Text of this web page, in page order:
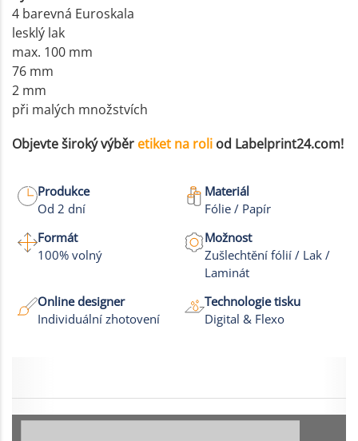
+4
4 barevná Euroskala
lesklý lak
max. 100 mm
76 mm
2 mm
při malých množstvích
Objevte široký výběr etiket na roli od Labelprint24.com!
Produkce
Od 2 dní
Materiál
Fólie / Papír
Formát
100% volný
Možnost
Zušlechtění fólií / Lak /
Laminát
Online designer
Individuální zhotovení
Technologie tisku
Digital & Flexo